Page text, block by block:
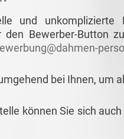
und
den Bewerber-Button
bei Ihnen, um
können Sie sich